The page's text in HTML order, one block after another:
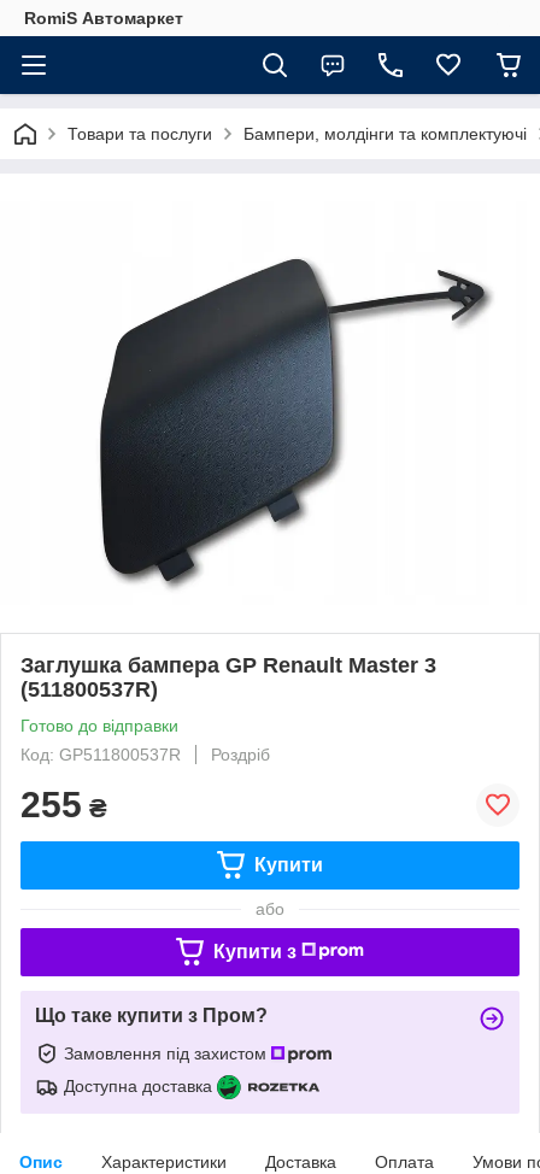
RomiS Автомаркет
Товари та послуги Бампери, молдінги та комплектуючі
Заглушка бампера GP Renault Master 3
(511800537R)
Готово до відправки
Код: GP511800537R
Роздріб
255 ₴
Купити
або
Купити з
Що таке купити з Пром?
Замовлення під захистом
Доступна доставка
Опис Характеристики Доставка Оплата Умови